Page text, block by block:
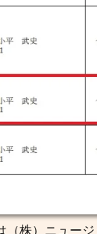
（株）ニュー